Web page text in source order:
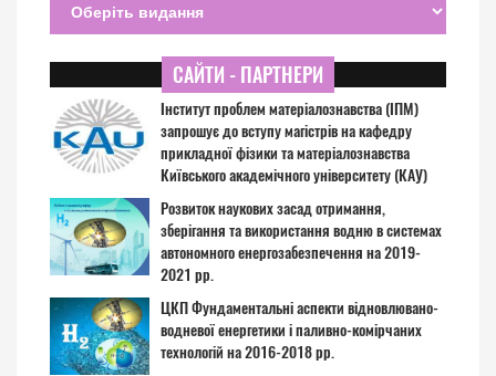
САЙТИ - ПАРТНЕРИ
Інститут проблем матеріалознавства (ІПМ)
запрошує до вступу магістрів на кафедру
прикладної фізики та матеріалознавства
Київського академічного університету (КАУ)
Розвиток наукових засад отримання,
зберігання та використання водню в системах
автономного енергозабезпечення на 2019-
2021 рр.
ЦКП Фундаментальні аспекти відновлювано-
водневої енергетики і паливно-комірчаних
технологій на 2016-2018 рр.